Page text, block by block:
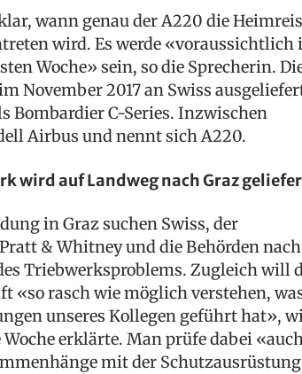
wann genau der A220 die
wird. Es werde «voraussichtlich
Woche» sein, so die Sprecherin.
November 2017 an Swiss
Bombardier C-Series. Inzwischen
Airbus und nennt sich A220.
wird auf Landweg nach Graz
in Graz suchen Swiss, der
& Whitney und die Behörden nach
Triebwerksproblems. Zugleich will
«so rasch wie möglich verstehen,
unseres Kollegen geführt hat»,
Woche erklärte. Man prüfe dabei
mit der